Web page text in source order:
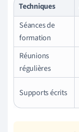
Techniques
Séances de
formation
Réunions
régulières
Supports écrits